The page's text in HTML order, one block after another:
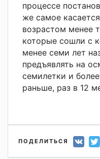
процессе
же самое
возрастом менее
которые сошли с
менее семи лет
предъявлять на
семилетки и
раньше, раз в 12
ПОДЕЛИТЬСЯ